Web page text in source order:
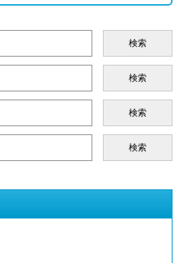
検索
検索
検索
検索